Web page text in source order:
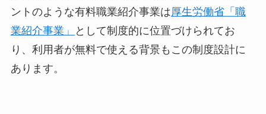
ントのような有料職業紹介事業は厚生労働省「職
業紹介事業」
として制度的に位置づけられてお
り、利用者が無料で使える背景もこの制度設計に
あります。